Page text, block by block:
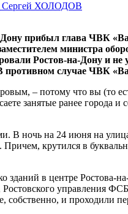
Сергей ХОЛОДОВ
прибыл глава ЧВК
министра
Ростов-на-Дону и
случае ЧВК
– потому что вы (то
занятые ранее
В ночь на 24 июня на
крутился в
зданий в центре
управления
и проходили